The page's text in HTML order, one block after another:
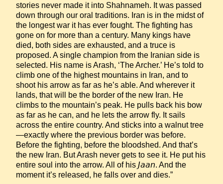
stories never made it into Shahnameh. It was passed
down through our oral traditions. Iran is in the midst of
the longest war it has ever fought. The fighting has
gone on for more than a century. Many kings have
died, both sides are exhausted, and a truce is
proposed. A single champion from the Iranian side is
selected. His name is Arash, ‘The Archer.’ He’s told to
climb one of the highest mountains in Iran, and to
shoot his arrow as far as he’s able. And wherever it
lands, that will be the border of the new Iran. He
climbs to the mountain’s peak. He pulls back his bow
as far as he can, and he lets the arrow fly. It sails
across the entire country. And sticks into a walnut tree
—exactly where the previous border was before.
Before the fighting, before the bloodshed. And that’s
the new Iran. But Arash never gets to see it. He put his
entire soul into the arrow. All of his 𝘑𝘢𝘢𝘯. And the
moment it’s released, he falls over and dies.”